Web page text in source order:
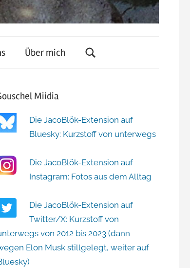
Über mich
Miidia
Die JacoBlök-Extension auf
Bluesky: Kurzstoff von unterwegs
Die JacoBlök-Extension auf
Instagram: Fotos aus dem Alltag
Die JacoBlök-Extension auf
Twitter/X: Kurzstoff von
von 2012 bis 2023 (dann
Elon Musk stillgelegt, weiter auf